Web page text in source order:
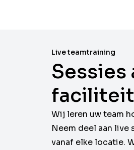
Live teamtraining
Wij leren uw team
Neem deel aan live
vanaf elke locatie.